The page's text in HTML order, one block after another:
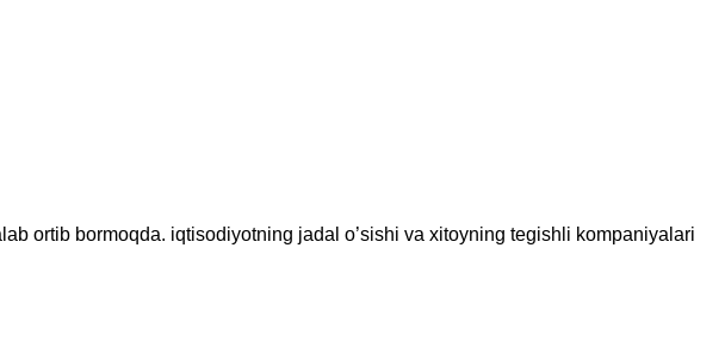
ortib bormoqda. iqtisodiyotning jadal o’sishi va xitoyning tegishli kompaniyalari